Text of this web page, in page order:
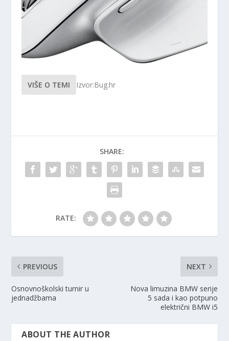
VIŠE O TEMI Izvor:Bug.hr
SHARE:
RATE:
PREVIOUS
Osnovnoškolski turnir u
jednadžbama
NEXT
Nova limuzina BMW serije
5 sada i kao potpuno
električni BMW i5
ABOUT THE AUTHOR